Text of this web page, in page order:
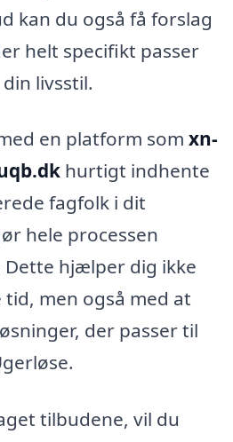
kan du også få forslag
helt specifikt passer
livsstil.
en platform som xn-
hurtigt indhente
fagfolk i dit
hele processen
hjælper dig ikke
men også med at
der passer til
tilbudene, vil du